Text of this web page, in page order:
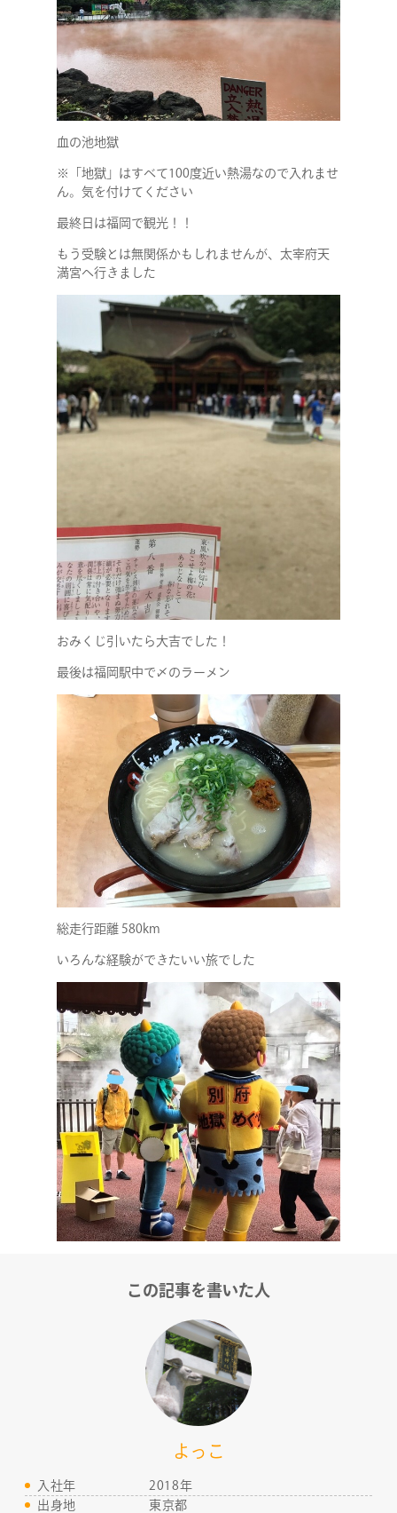
COMPANY
SERVICE
STAFF BLOG
NEWS
CONTACT
RECRUIT
血の池地獄
※「地獄」はすべて100度近い熱湯なので入れませ
ん。気を付けてください
最終日は福岡で観光！！
もう受験とは無関係かもしれませんが、太宰府天
満宮へ行きました
おみくじ引いたら大吉でした！
最後は福岡駅中で〆のラーメン
総走行距離 580km
いろんな経験ができたいい旅でした
この記事を書いた人
よっこ
入社年
2018年
出身地
東京都